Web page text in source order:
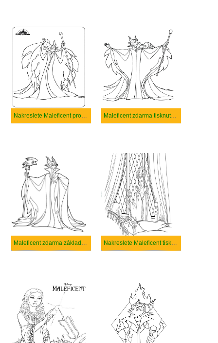
Nakreslete Maleficent prostý tisknutelné Maleficent zdarma tisknutelné pro děti
Maleficent zdarma základní tisknutelné Nakreslete Maleficent tisknutelné pro děti